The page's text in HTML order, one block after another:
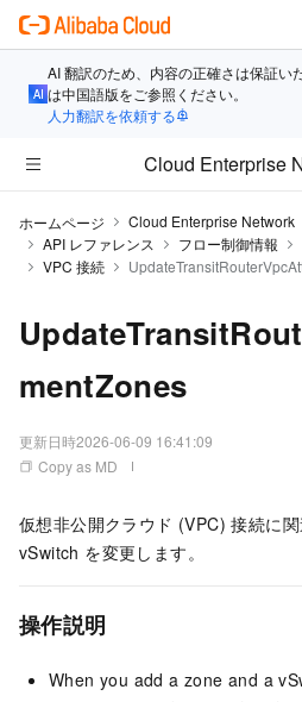
AI 翻訳のため、内容の正確さは保証い
は中国語版をご参照ください。
人力翻訳を依頼する
Cloud Enterprise
ホームページ Cloud Enterprise Network
API レファレンス
フロー制御情報
VPC 接続
mentZones
更新日時2026-06-09 16:41:09
Copy as MD
仮想非公開クラウド (VPC) 接続に
vSwitch を変更します。
操作説明
When you add a zone and a